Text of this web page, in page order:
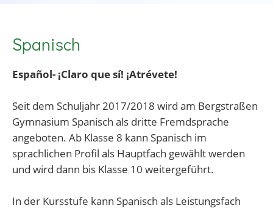
Spanisch
Español- ¡Claro que sí! ¡Atrévete!
Seit dem Schuljahr 2017/2018 wird am Bergstraßen
Gymnasium Spanisch als dritte Fremdsprache
angeboten. Ab Klasse 8 kann Spanisch im
sprachlichen Profil als Hauptfach gewählt werden
und wird dann bis Klasse 10 weitergeführt.
In der Kursstufe kann Spanisch als Leistungsfach